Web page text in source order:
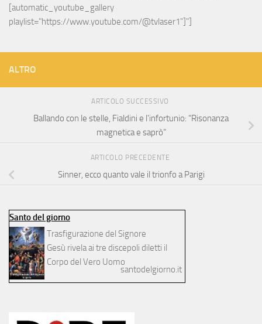
[automatic_youtube_gallery
playlist="https://www.youtube.com/@tvlaser1"]"]
ALTRO
ARTICOLO SUCCESSIVO
Ballando con le stelle, Fialdini e l’infortunio: “Risonanza
magnetica e saprò”
ARTICOLO PRECEDENTE
Sinner, ecco quanto vale il trionfo a Parigi
Santo del giorno
Trasfigurazione del Signore
Gesù rivela ai tre discepoli diletti il
Corpo del Vero Uomo
santodelgiorno.it